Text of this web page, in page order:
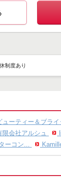
制度あり
ューティー＆ブラ
限会社アルシュ
ーコン...